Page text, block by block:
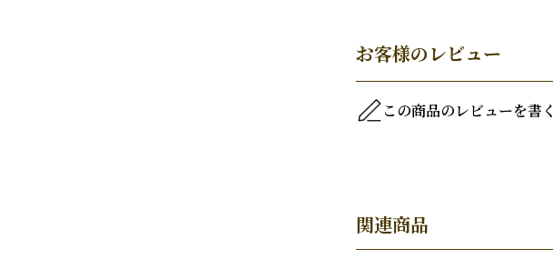
お客様のレビュー
この商品のレビューを書く
関連商品